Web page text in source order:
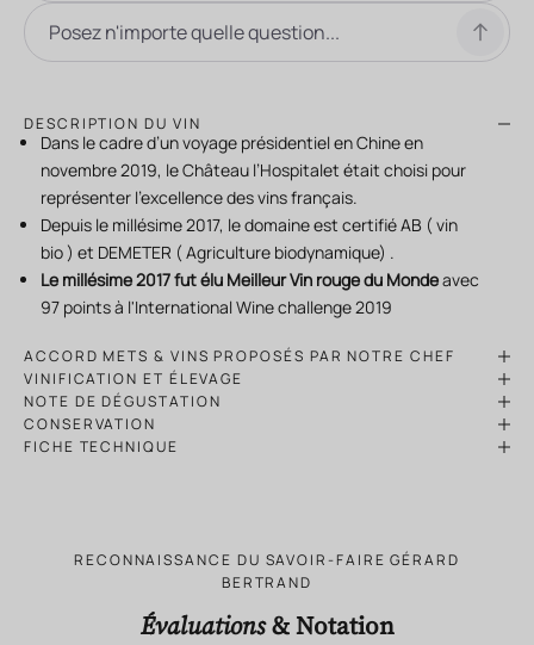
DESCRIPTION DU VIN
Dans le cadre d’un voyage présidentiel en Chine en
novembre 2019, le Château l’Hospitalet était choisi pour
représenter l’excellence des vins français.
Depuis le millésime 2017, le domaine est certifié AB ( vin
bio ) et DEMETER ( Agriculture biodynamique) .
Le millésime 2017 fut élu Meilleur Vin rouge du Mondeavec
97 points à l'International Wine challenge 2019
ACCORD METS & VINS PROPOSÉS PAR NOTRE CHEF
VINIFICATION ET ÉLEVAGE
NOTE DE DÉGUSTATION
CONSERVATION
FICHE TECHNIQUE
RECONNAISSANCE DU SAVOIR-FAIRE GÉRARD
BERTRAND
Évaluations& Notation